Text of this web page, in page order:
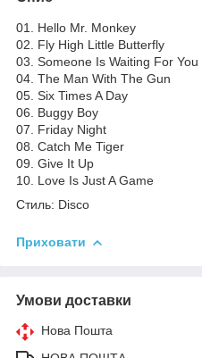
01. Hello Mr. Monkey
02. Fly High Little Butterfly
03. Someone Is Waiting For You
04. The Man With The Gun
05. Six Times A Day
06. Buggy Boy
07. Friday Night
08. Catch Me Tiger
09. Give It Up
10. Love Is Just A Game
Стиль: Disco
Приховати
Умови доставки
Нова Пошта